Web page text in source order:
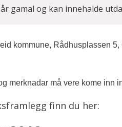
gamal og kan innehalde
kommune, Rådhusplassen
merknadar må vere kome inn
finn du her: